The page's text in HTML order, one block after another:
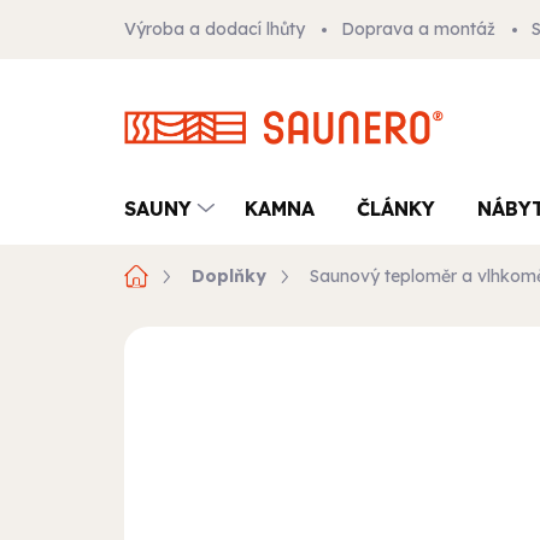
Výroba a dodací lhůty Doprava a montáž
SAUNY KAMNA ČLÁNKY
DomůDoplňky Saunový teploměr a